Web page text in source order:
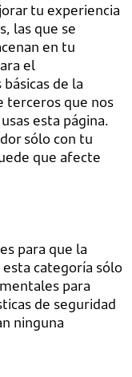
tu experiencia
las que se
en tu
el
de la
terceros que nos
esta página.
sólo con tu
que afecte
para que la
categoría sólo
para
de seguridad
ninguna